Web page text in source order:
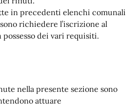
in precedenti elenchi comunali
richiedere l’iscrizione al
possesso dei vari requisiti.
nella presente sezione sono
attuare